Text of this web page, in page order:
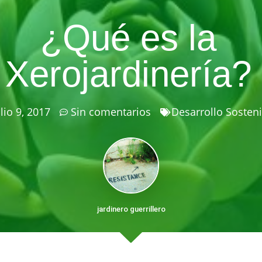
¿Qué es la
Xerojardinería?
9, 2017 Sin comentarios Desarrollo
jardinero guerrillero